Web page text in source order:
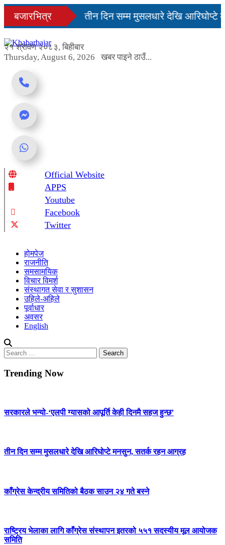
Skip
content
बजारभित्र
सहज हुन्छ’
तीन दिन सम्म मुसलधारे देखि आरिघोप्टे
२१ श्रावण २०८३, बिहीबार
Thursday, August 6, 2026
खबर पाइने ठाउँ...
Online News Portal
Official Website
APPS
Youtube
Facebook
Twitter
होमपेज
राजनीति
समसामयिक
विचार विमर्श
संस्थागत सेवा र सुशासन
उहिले-अहिले
पूर्वाधार
अवसर
English
Search
for:
Trending Now
सरकारले भन्यो-‘एलपी ग्यासको आपूर्ति केही दिनमै सहज हुन्छ’
तीन दिन सम्म मुसलधारे देखि आरिघोप्टे मनसुन, सतर्क रहन आग्रह
काँग्रेस केन्द्रीय समितिको बैठक साउन २४ गते बस्ने
राष्ट्रिय भेलाका लागि काँग्रेस संस्थापन इतरको ५५१ सदस्यीय मूल आयोजक
समिति